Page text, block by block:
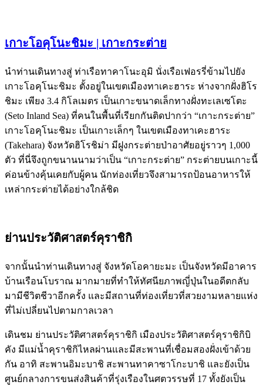
เกาะโอคุโนะชิมะ | เกาะกระต่าย
นำท่านเดินทางสู่ ท่าเรือทาคาโนะอุมิ นั่งเรือเฟอรรี่ข้ามไปยัง
เกาะโอคุโนะชิมะ ตั้งอยู่ในเขตเมืองทาเคะฮาระ ห่างจากฝั่งฮิโร
ชิมะ เพียง 3.4 กิโลเมตร เป็นเกาะขนาดเล็กทางฝั่งทะเลเซโตะ
(Seto Inland Sea) ที่คนในพื้นที่เรียกกันติดปากว่า “เกาะกระต่าย”
เกาะโอคุโนะชิมะ เป็นเกาะเล็กๆ ในเขตเมืองทาเคะฮาระ
(Takehara) จังหวัดฮิโรชิม่า มีฝูงกระต่ายป่าอาศัยอยู่ราวๆ 1,000
ตัว ที่นี่จึงถูกขนานนามว่าเป็น “เกาะกระต่าย” กระต่ายบนเกาะนี้
ค่อนข้างคุ้นเคยกับผู้คน นักท่องเที่ยวจึงสามารถป้อนอาหารให้
เหล่ากระต่ายได้อย่างใกล้ชิด
ย่านประวัติศาสตร์คุราชิกิ
จากนั้นนำท่านเดินทางสู่ จังหวัดโอคายะมะ เป็นจังหวัดมีอาคาร
บ้านเรือนโบราณ มากมายที่ทำให้ทัศนียภาพญี่ปุ่นในอดีตกลับ
มามีชีวิตชีวาอีกครั้ง และมีสถานที่ท่องเที่ยวที่สวยงามหลายแห่ง
ที่ไม่เปลี่ยนไปตามกาลเวลา
เดินชม ย่านประวัติศาสตร์คุราชิกิ เมืองประวัติศาสตร์คุราชิกิบิ
คัง มีแม่น้ำคุราชิกิไหลผ่านและมีสะพานที่เชื่อมสองฝั่งเข้าด้วย
กัน อาทิ สะพานอิมะบาชิ สะพานทาคาซาโกะบาชิ และยังเป็น
ศูนย์กลางการขนส่งสินค้าที่รุ่งเรืองในศตวรรษที่ 17 ทั้งยังเป็น